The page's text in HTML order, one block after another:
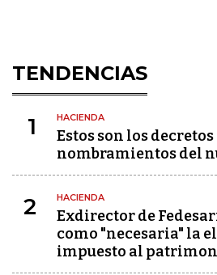
TENDENCIAS
1 HACIENDA
Estos son los
nombramientos del
2 HACIENDA
Exdirector de
como "necesaria" la
impuesto al